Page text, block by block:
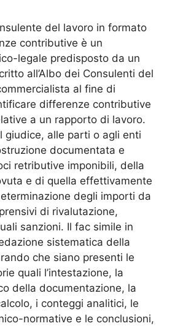
del lavoro in formato
contributive è un
legale predisposto da un
all’Albo dei Consulenti del
al fine di
differenze contributive
a un rapporto di lavoro.
giudice, alle parti o agli enti
documentata e
retributive imponibili, della
e di quella effettivamente
degli importi da
di rivalutazione,
sanzioni. Il fac simile in
sistematica della
che siano presenti le
quali l’intestazione, la
della documentazione, la
i conteggi analitici, le
normative e le conclusioni,